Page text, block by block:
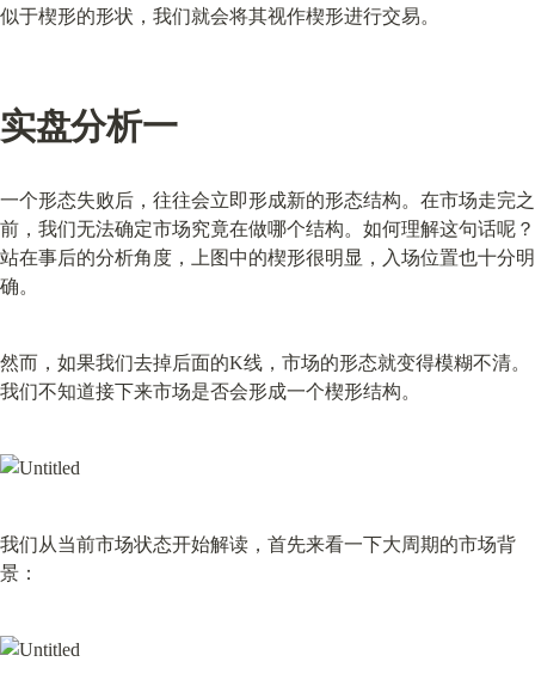
似于楔形的形状，我们就会将其视作楔形进行交易。
实盘分析一
一个形态失败后，往往会立即形成新的形态结构。在市场走完之
前，我们无法确定市场究竟在做哪个结构。如何理解这句话呢？
站在事后的分析角度，上图中的楔形很明显，入场位置也十分明
确。
然而，如果我们去掉后面的K线，市场的形态就变得模糊不清。
我们不知道接下来市场是否会形成一个楔形结构。
我们从当前市场状态开始解读，首先来看一下大周期的市场背
景：